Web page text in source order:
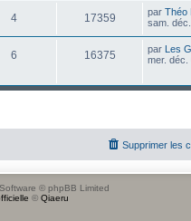
4 17359 par Théo
sam.
6 16375 par Les
mer. déc.
Supprimer les
© phpBB Limited
© Qiaeru